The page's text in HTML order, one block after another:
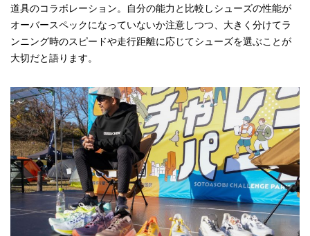
道具のコラボレーション。自分の能力と比較しシューズの性能が
オーバースペックになっていないか注意しつつ、大きく分けてラ
ンニング時のスピードや走行距離に応じてシューズを選ぶことが
大切だと語ります。